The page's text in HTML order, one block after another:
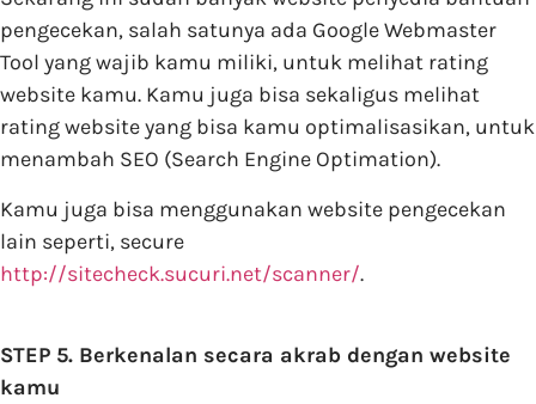
pengecekan, salah satunya ada Google Webmaster
Tool yang wajib kamu miliki, untuk melihat rating
website kamu. Kamu juga bisa sekaligus melihat
rating website yang bisa kamu optimalisasikan, untuk
menambah SEO (Search Engine Optimation).
Kamu juga bisa menggunakan website pengecekan
lain seperti, secure
http://sitecheck.sucuri.net/scanner/.
STEP 5. Berkenalan secara akrab dengan website
kamu